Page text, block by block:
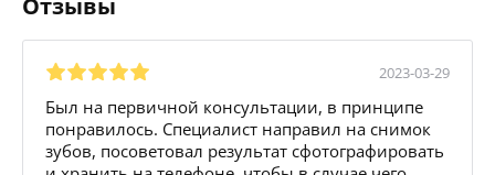
2023-03-29
Был на первичной консультации, в принципе
понравилось. Специалист направил на снимок
зубов, посоветовал результат сфотографировать